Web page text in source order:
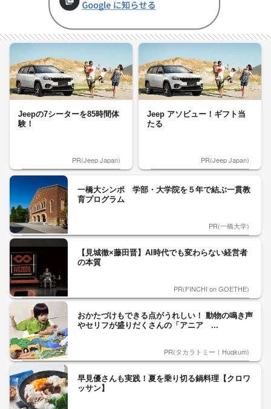
Jeepの7シーターを85時間体
験！
PR(Jeep Japan)
Jeep アソビュー！ギフト当
たる
PR(Jeep Japan)
一橋大シンポ 学部・大学院を５年で結ぶ一貫教
育プログラム
PR(一橋大学)
【見城徹×藤田晋】AI時代でも変わらない経営者
の本質
PR(FINCHI on GOETHE)
おかたづけもできる点がうれしい！ 動物の鳴き声
やセリフが盛りだくさんの「アニア ...
PR(タカラトミー｜Hugkum)
早見優さんも実践！夏を乗り切る鍋料理【クロワ
ッサン】